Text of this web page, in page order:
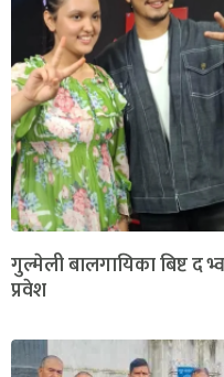
गुल्मेली बालगायिका बिष्ट
प्रवेश